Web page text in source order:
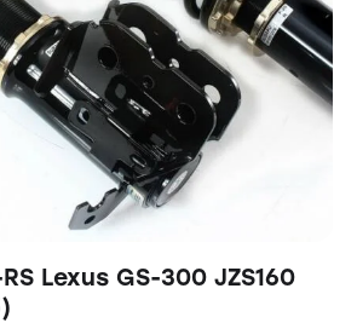
Lexus GS-300 JZS160